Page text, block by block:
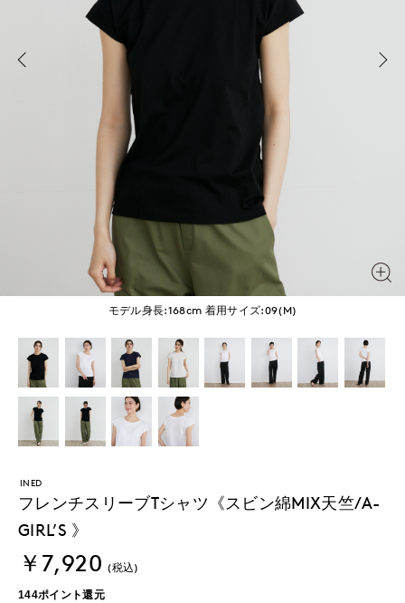
モデル身長:168cm 着用サイズ:09(M)
INED
フレンチスリーブTシャツ《スビン綿MIX天竺/A-
GIRL’S 》
￥7,920 (税込)
144ポイント還元